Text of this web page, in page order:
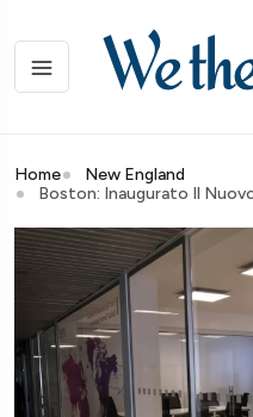
Home
New England
Boston: Inaugurato Il